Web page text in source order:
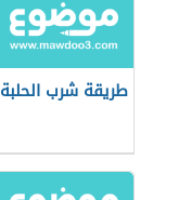
طريقة شرب الحلبة